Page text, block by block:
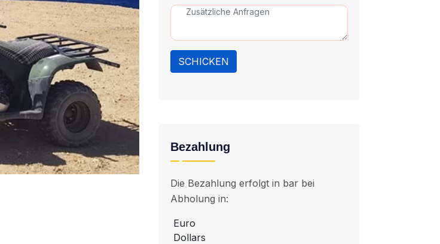
SCHICKEN
Bezahlung
Die Bezahlung erfolgt in bar bei
Abholung in:
Euro
Dollars